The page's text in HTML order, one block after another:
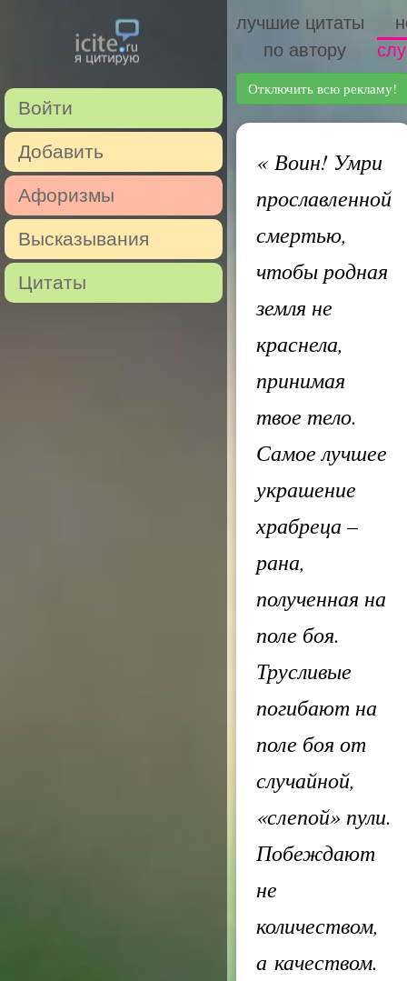
Войти
Добавить
Афоризмы
Высказывания
Цитаты
лучшие цитаты
по автору
Отключить всю рекламу!
«Воин! Умри
прославленной
смертью,
чтобы родная
земля не
краснела,
принимая
твое тело.
Самое лучшее
украшение
храбреца –
рана,
полученная на
поле боя.
Трусливые
погибают на
поле боя от
случайной,
«слепой» пули.
Побеждают
не
количеством,
а качеством.